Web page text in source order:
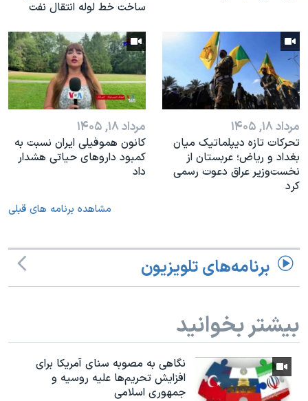
ساخت خط لوله انتقال نفت
مرداد ۱۸, ۱۴۰۵
تحرکات تازه دیپلماتیک میان
بغداد و ریاض؛ عربستان از
نخست‌وزیر عراق دعوت رسمی
کرد
مرداد ۱۸, ۱۴۰۵
کانون هموفیلی ایران نسبت به
کمبود داروهای حیاتی هشدار
داد
مشاهده برنامه های قبلی
برنامه‌های تلویزیون
بیشتر بخوانید
نگاهی به مصوبه سنای آمریکا برای
افزایش تحریم‌ها علیه روسیه و
جمهوری اسلامی